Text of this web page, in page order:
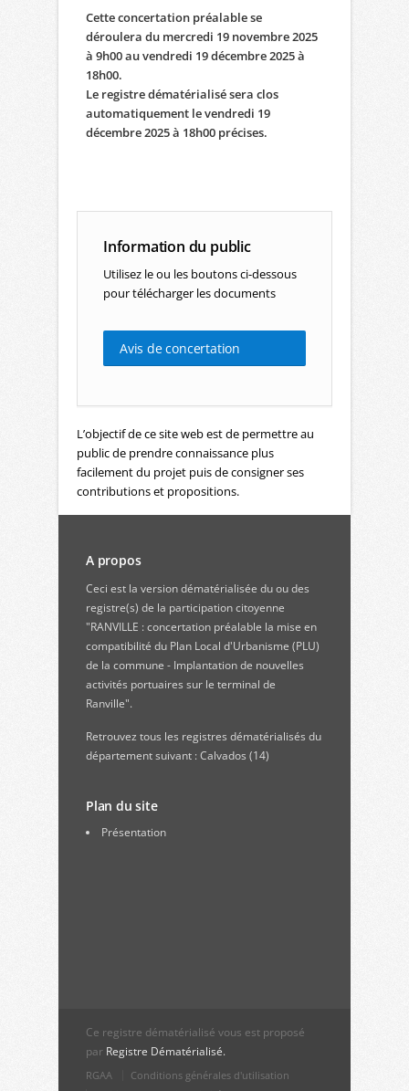
Cette concertation préalable se
déroulera du mercredi 19 novembre 2025
à 9h00 au vendredi 19 décembre 2025 à
18h00.
Le registre dématérialisé sera clos
automatiquement le vendredi 19
décembre 2025 à 18h00 précises.
Information du public
Utilisez le ou les boutons ci-dessous
pour télécharger les documents
Avis de concertation
L’objectif de ce site web est de permettre au
public de prendre connaissance plus
facilement du projet puis de consigner ses
contributions et propositions.
A propos
Ceci est la version dématérialisée du ou des
registre(s) de la participation citoyenne
"RANVILLE : concertation préalable la mise en
compatibilité du Plan Local d'Urbanisme (PLU)
de la commune - Implantation de nouvelles
activités portuaires sur le terminal de
Ranville".
Retrouvez tous les registres dématérialisés du
département suivant : Calvados (14)
Plan du site
Présentation
Ce registre dématérialisé vous est proposé
par Registre Dématérialisé.
RGAA
Conditions générales d'utilisation